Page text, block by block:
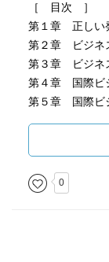
［ 目次 ］
第１章 正しい
第２章 ビジネ
第３章 ビジネ
第４章 国際ビ
第５章 国際ビ
［ ＰＯＰ ］
0